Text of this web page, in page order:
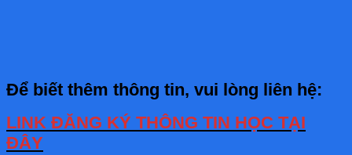
Để biết thêm thông tin, vui lòng liên hệ:
LINK ĐĂNG KÝ THÔNG TIN HỌC TẠI
ĐÂY